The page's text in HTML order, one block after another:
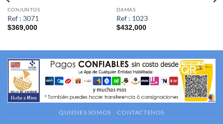
CONJUNTOS
Ref : 3071
$369,000
DAMAS
Ref : 1023
$432,000
QUIENES SOMOS CONTACTENOS